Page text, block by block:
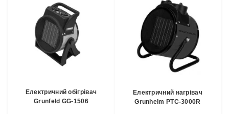
Електричний обігрівач
Grunfeld GG-1506
Електричний нагрівач
Grunhelm РТС-3000R